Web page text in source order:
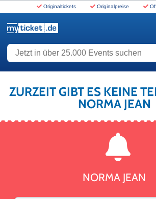
Originaltickets Originalpreise
Jetzt in über 25.000 Events suchen
ZURZEIT GIBT ES KEINE
NORMA JEAN
NORMA JEAN